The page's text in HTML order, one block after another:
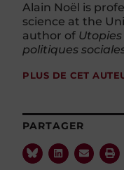
Alain Noël is
science at the
author of
politiques
PLUS DE CET
PARTAGER